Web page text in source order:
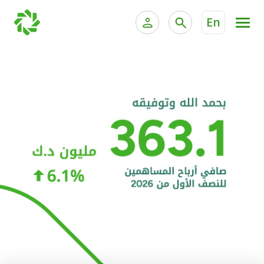
En
الخدمات المصرفية الإلكترونية للشركات
خدمة "بيتك" للتداول الإلكتروني
الحسابات المصرفية
البطاقات
"برامج العملاء"